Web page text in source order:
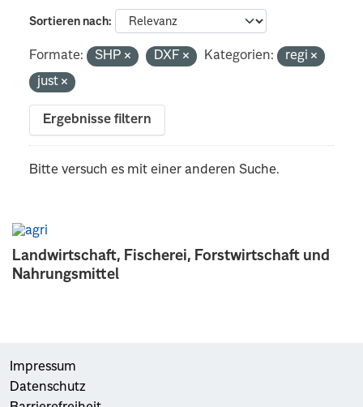
Landwirtschaft, Fischerei, Forstwirtschaft und
Nahrungsmittel
Sortieren nach
Formate: SHP DXF Kategorien:
regi
just
Ergebnisse filtern
Bitte versuch es mit einer anderen Suche.
Impressum
Datenschutz